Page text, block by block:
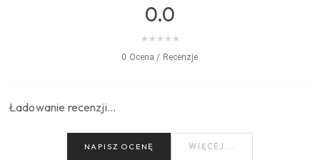
0.0
★ ★ ★ ★ ★
0 Ocena / Recenzje
Ładowanie recenzji…
NAPISZ OCENĘ WIĘCEJ...